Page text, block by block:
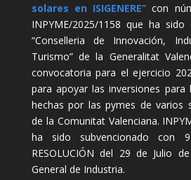
solares en ISIGENERE” con
INPYME/2025/1158 que ha
“Conselleria de Innovación,
Turismo” de la Generalitat
convocatoria para el ejercicio
para apoyar las inversiones para
hechas por las pymes de varios
de la Comunitat Valenciana.
ha sido subvencionado con
RESOLUCIÓN del 29 de Julio
General de Industria.